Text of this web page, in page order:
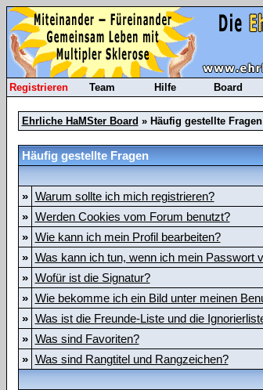
Registrieren Team Hilfe Board
Ehrliche HaMSter Board » Häufig gestellte Fragen
Häufig gestellte Fragen
» Warum sollte ich mich registrieren?
» Werden Cookies vom Forum benutzt?
» Wie kann ich mein Profil bearbeiten?
» Was kann ich tun, wenn ich mein Passwort
» Wofür ist die Signatur?
» Wie bekomme ich ein Bild unter meinen
» Was ist die Freunde-Liste und die
» Was sind Favoriten?
» Was sind Rangtitel und Rangzeichen?